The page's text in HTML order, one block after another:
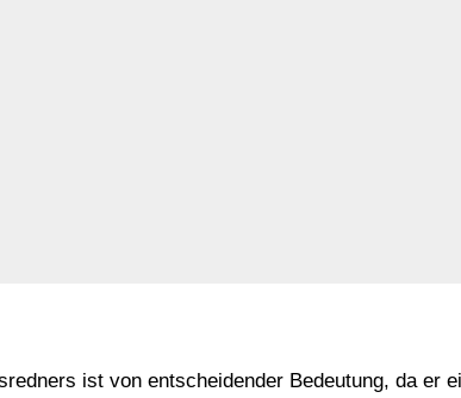
ist von entscheidender Bedeutung, da er